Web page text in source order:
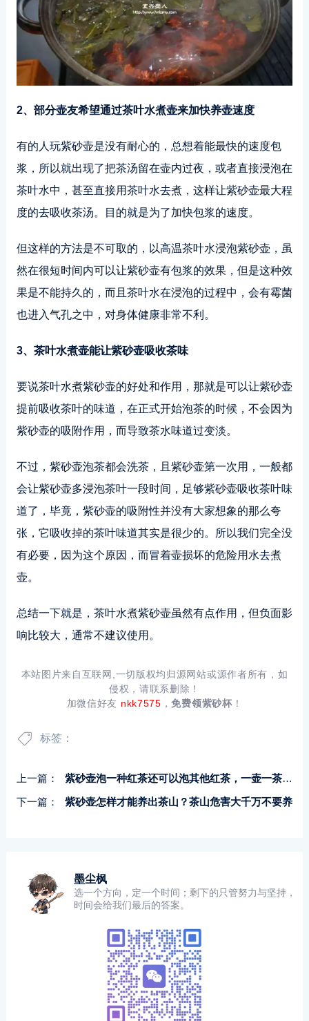
2、部分壶友希望通过茶叶水煮壶来加快养壶速度
有的人玩紫砂壶是没有耐心的，总想着能最快的速度包
浆，所以就出现了把茶汤留在壶内过夜，或者直接浸泡在
茶叶水中，甚至直接用茶叶水去煮，这样让紫砂壶最大程
度的去吸收茶汤。目的就是为了加快包浆的速度。
但这样的方法是不可取的，以高温茶叶水浸泡紫砂壶，虽
然在很短时间内可以让紫砂壶有包浆的效果，但是这种效
果是不能持久的，而且茶叶水在浸泡的过程中，会有霉菌
也进入气孔之中，对身体健康非常不利。
3、茶叶水煮壶能让紫砂壶吸收茶味
要说茶叶水煮紫砂壶的好处和作用，那就是可以让紫砂壶
提前吸收茶叶的味道，在正式开始泡茶的时候，不会因为
紫砂壶的吸附作用，而导致茶水味道过变淡。
不过，紫砂壶泡茶都会洗茶，且紫砂壶第一次用，一般都
会让紫砂壶多浸泡茶叶一段时间，足够紫砂壶吸收茶叶味
道了，毕竟，紫砂壶的吸附性并没有大家想象的那么夸
张，它吸收掉的茶叶味道其实是很少的。所以我们完全没
有必要，因为这个原因，而冒着壶损坏的危险用水去煮
壶。
总结一下就是，茶叶水煮紫砂壶虽然有点作用，但负面影
响比较大，通常不建议使用。
本站图片来自互联网,一切版权均归源网站或源作者所有，如
侵权，请联系删除！
加微信好友 nkk7575 ，免费领紫砂杯！
标签：
上一篇：
紫砂壶泡一种红茶还可以泡其他红茶，一壶一茶大可不必
下一篇：
紫砂壶怎样才能养出茶山？茶山危害大千万不要养
墨尘枫
选一个方向，定一个时间；剩下的只管努力与坚持，
时间会给我们最后的答案。